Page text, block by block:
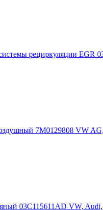
рециркуляции EGR
7M0129808 VW
03C115611AD VW, Audi,